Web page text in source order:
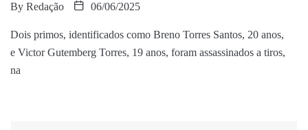
By Redação 06/06/2025
Dois primos, identificados como Breno Torres Santos, 20 anos,
e Victor Gutemberg Torres, 19 anos, foram assassinados a tiros,
na